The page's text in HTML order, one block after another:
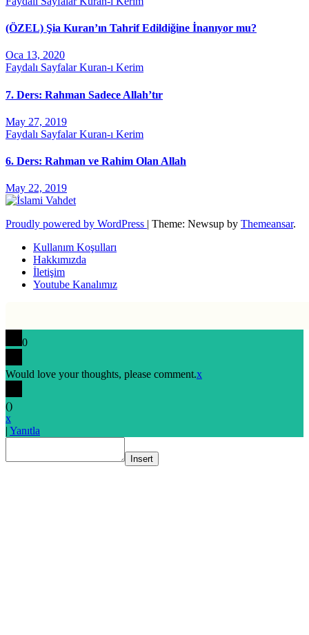
(ÖZEL) Şia Kuran’ın Tahrif Edildiğine İnanıyor mu?
Oca 13, 2020
Faydalı SayfalarKuran-ı Kerim
7. Ders: Rahman Sadece Allah’tır
May 27, 2019
Faydalı SayfalarKuran-ı Kerim
6. Ders: Rahman ve Rahim Olan Allah
May 22, 2019
Proudly powered by WordPress Theme: Newsup by Themeansar.
Kullanım Koşulları
Hakkımızda
İletişim
Youtube Kanalımız
0
Would love your thoughts, please comment.x
()
x
Yanıtla
Insert